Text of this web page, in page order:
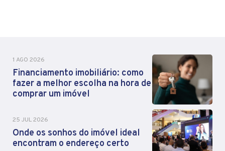
1 AGO 2026
Financiamento imobiliário: como
fazer a melhor escolha na hora de
comprar um imóvel
25 JUL 2026
Onde os sonhos do imóvel ideal
encontram o endereço certo